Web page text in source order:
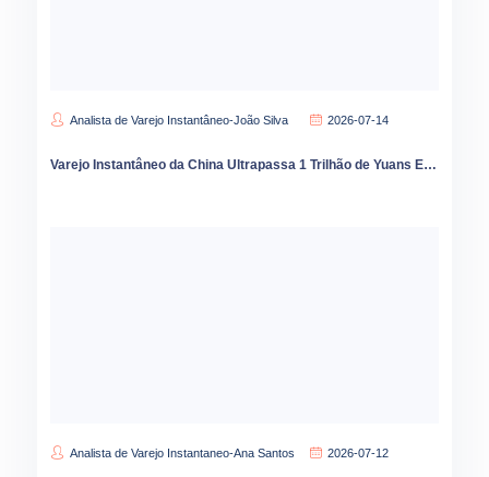
Analista de Varejo Instantâneo-João Silva 2026-07-14
Varejo Instantâneo da China Ultrapassa 1 Trilhão de Yuans Expansão para Cidades Menores Acelera em 2026
Analista de Varejo Instantaneo-Ana Santos 2026-07-12